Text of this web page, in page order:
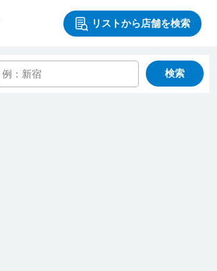
リストから店舗を検索
検索